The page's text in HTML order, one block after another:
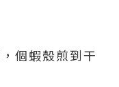
，個蝦殼煎到干